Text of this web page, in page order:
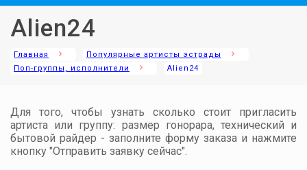
Alien24
Главная
Популярные артисты эстрады
Поп-группы, исполнители
Alien24
Для того, чтобы узнать сколько стоит пригласить
артиста или группу: размер гонорара, технический и
бытовой райдер - заполните форму заказа и нажмите
кнопку "Отправить заявку сейчас".